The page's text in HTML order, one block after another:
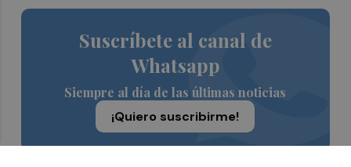
Suscríbete al canal de
Whatsapp
Siempre al día de las últimas noticias
¡Quiero suscribirme!